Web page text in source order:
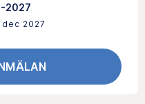
2027
2027